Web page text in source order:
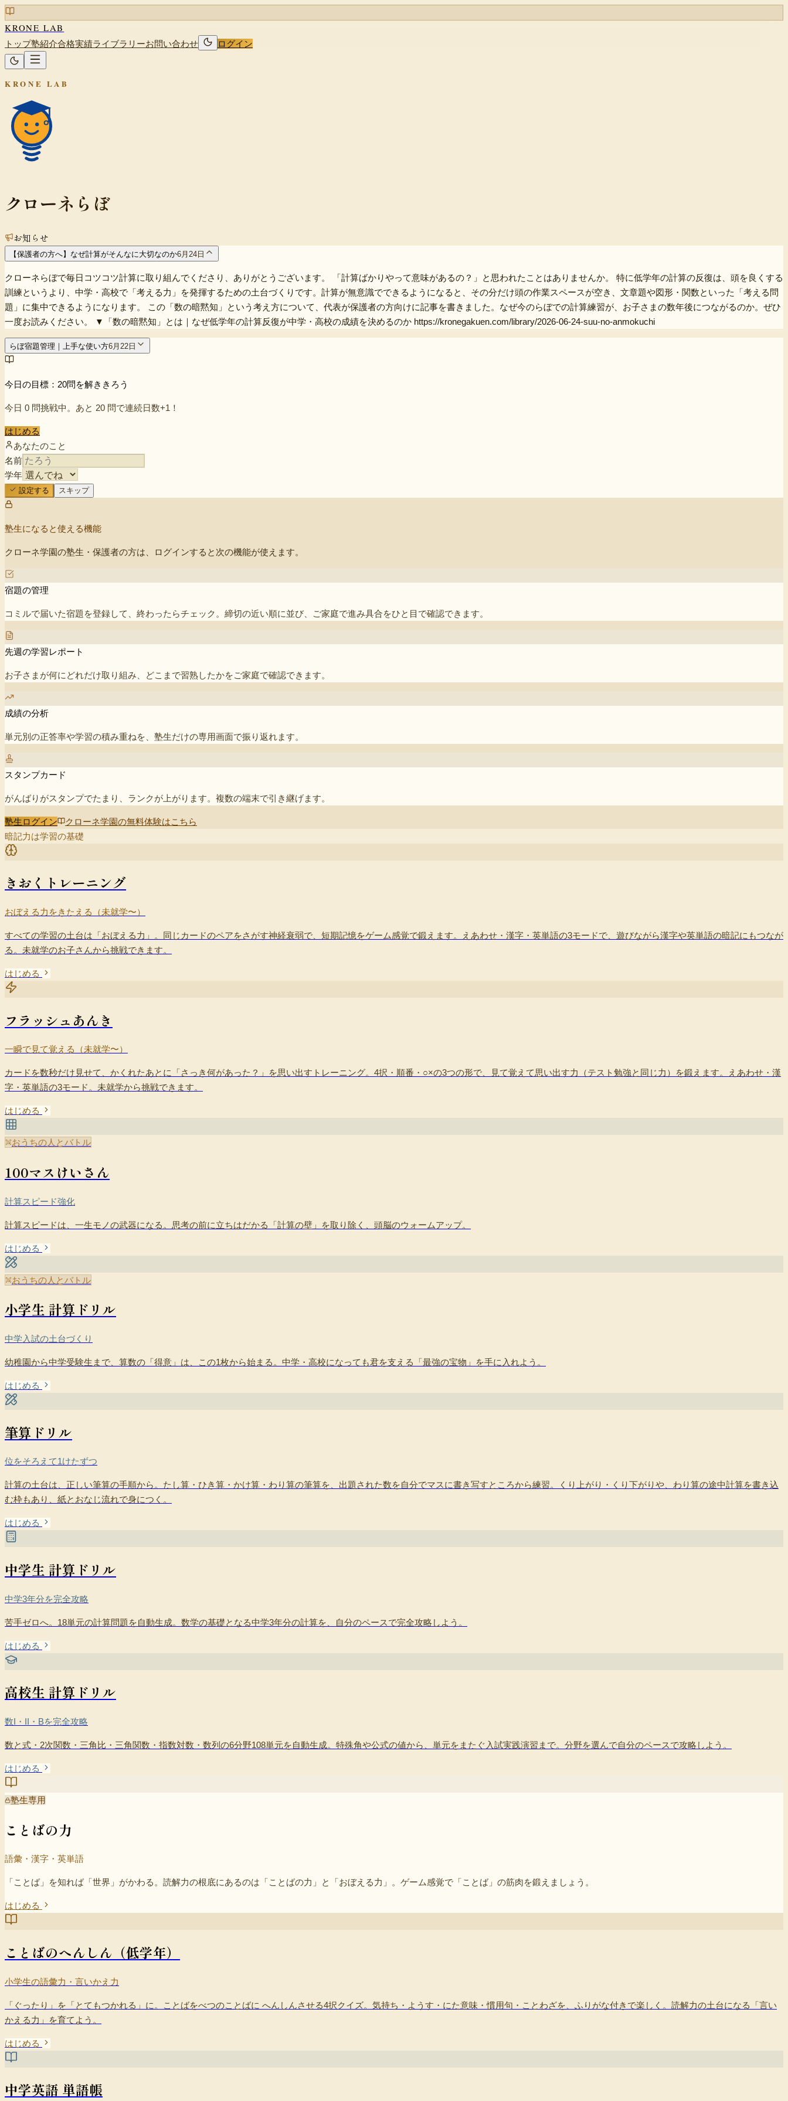
KRONE LAB
トップ塾紹介合格実績ライブラリーお問い合わせ ログイン
KRONE LAB
クローネらぼ
お知らせ
【保護者の方へ】なぜ計算がそんなに大切なのか6月24日
クローネらぼで毎日コツコツ計算に取り組んでくださり、ありがとうございます。 「計算ばかりやって意味があるの？」と思われたことはありませんか。 特に低学年の計算の反復は、頭を良くする
訓練というより、中学・高校で「考える力」を発揮するための土台づくりです。計算が無意識でできるようになると、その分だけ頭の作業スペースが空き、文章題や図形・関数といった「考える問
題」に集中できるようになります。 この「数の暗黙知」という考え方について、代表が保護者の方向けに記事を書きました。なぜ今のらぼでの計算練習が、お子さまの数年後につながるのか。ぜひ
一度お読みください。 ▼「数の暗黙知」とは｜なぜ低学年の計算反復が中学・高校の成績を決めるのか https://kronegakuen.com/library/2026-06-24-suu-no-anmokuchi
らぼ宿題管理｜上手な使い方6月22日
今日の目標：20問を解ききろう
今日 0 問挑戦中。あと 20 問で連続日数+1！
はじめる
あなたのこと
名前
学年
設定する スキップ
塾生になると使える機能
クローネ学園の塾生・保護者の方は、ログインすると次の機能が使えます。
宿題の管理
コミルで届いた宿題を登録して、終わったらチェック。締切の近い順に並び、ご家庭で進み具合をひと目で確認できます。
先週の学習レポート
お子さまが何にどれだけ取り組み、どこまで習熟したかをご家庭で確認できます。
成績の分析
単元別の正答率や学習の積み重ねを、塾生だけの専用画面で振り返れます。
スタンプカード
がんばりがスタンプでたまり、ランクが上がります。複数の端末で引き継げます。
塾生ログイン
クローネ学園の無料体験はこちら
暗記力は学習の基礎
きおくトレーニング
おぼえる力をきたえる（未就学〜）
すべての学習の土台は「おぼえる力」。同じカードのペアをさがす神経衰弱で、短期記憶をゲーム感覚で鍛えます。えあわせ・漢字・英単語の3モードで、遊びながら漢字や英単語の暗記にもつなが
る。未就学のお子さんから挑戦できます。
はじめる
フラッシュあんき
一瞬で見て覚える（未就学〜）
カードを数秒だけ見せて、かくれたあとに「さっき何があった？」を思い出すトレーニング。4択・順番・○×の3つの形で、見て覚えて思い出す力（テスト勉強と同じ力）を鍛えます。えあわせ・漢
字・英単語の3モード。未就学から挑戦できます。
はじめる
おうちの人とバトル
100マスけいさん
計算スピード強化
計算スピードは、一生モノの武器になる。思考の前に立ちはだかる「計算の壁」を取り除く、頭脳のウォームアップ。
はじめる
おうちの人とバトル
小学生 計算ドリル
中学入試の土台づくり
幼稚園から中学受験生まで、算数の「得意」は、この1枚から始まる。中学・高校になっても君を支える「最強の宝物」を手に入れよう。
はじめる
筆算ドリル
位をそろえて1けたずつ
計算の土台は、正しい筆算の手順から。たし算・ひき算・かけ算・わり算の筆算を、出題された数を自分でマスに書き写すところから練習。くり上がり・くり下がりや、わり算の途中計算を書き込
む枠もあり、紙とおなじ流れで身につく。
はじめる
中学生 計算ドリル
中学3年分を完全攻略
苦手ゼロへ。18単元の計算問題を自動生成。数学の基礎となる中学3年分の計算を、自分のペースで完全攻略しよう。
はじめる
高校生 計算ドリル
数I・II・Bを完全攻略
数と式・2次関数・三角比・三角関数・指数対数・数列の6分野108単元を自動生成。特殊角や公式の値から、単元をまたぐ入試実践演習まで。分野を選んで自分のペースで攻略しよう。
はじめる
塾生専用
ことばの力
語彙・漢字・英単語
「ことば」を知れば「世界」がかわる。読解力の根底にあるのは「ことばの力」と「おぼえる力」。ゲーム感覚で「ことば」の筋肉を鍛えましょう。
はじめる
ことばのへんしん（低学年）
小学生の語彙力・言いかえ力
「ぐったり」を「とてもつかれる」に。ことばをべつのことばに へんしんさせる4択クイズ。気持ち・ようす・にた意味・慣用句・ことわざを、ふりがな付きで楽しく。読解力の土台になる「言い
かえる力」を育てよう。
はじめる
中学英語 単語帳